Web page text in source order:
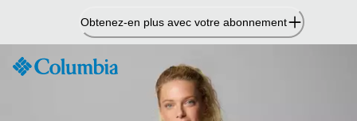
contenu
Obtenez-en plus avec votre abonnement